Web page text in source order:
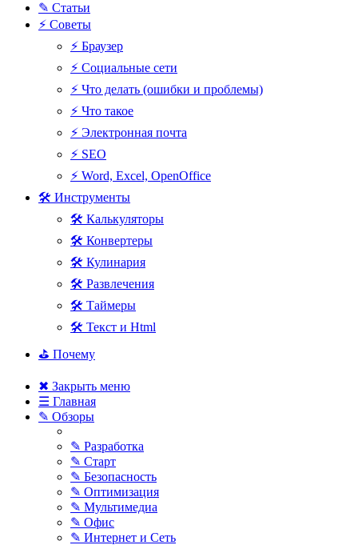
✎ Статьи
⚡ Советы
⚡ Браузер
⚡ Социальные сети
⚡ Что делать (ошибки и проблемы)
⚡ Что такое
⚡ Электронная почта
⚡ SEO
⚡ Word, Excel, OpenOffice
🛠 Инструменты
🛠 Калькуляторы
🛠 Конвертеры
🛠 Кулинария
🛠 Развлечения
🛠 Таймеры
🛠 Текст и Html
⛳ Почему
✖ Закрыть меню
☰ Главная
✎ Обзоры
✎ Разработка
✎ Старт
✎ Безопасность
✎ Оптимизация
✎ Мультимедиа
✎ Офис
✎ Интернет и Сеть